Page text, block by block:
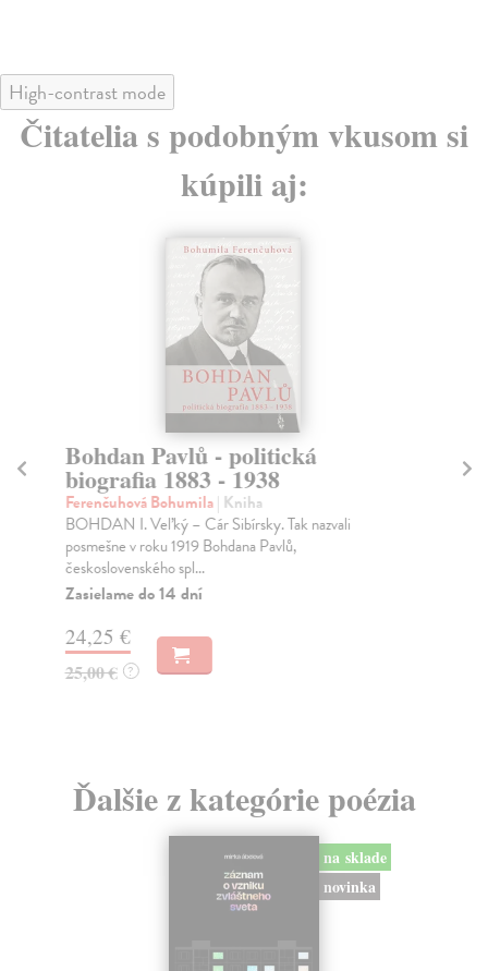
High-contrast mode
Čitatelia s podobným vkusom si
kúpili aj:
Bohdan Pavlů - politická
biografia 1883 - 1938
Ferenčuhová Bohumila| Kniha
BOHDAN I. Veľký – Cár Sibírsky. Tak nazvali
posmešne v roku 1919 Bohdana Pavlů,
československého spl...
Zasielame do 14 dní
24,25 €
25,00 € ?
Ďalšie z kategórie poézia
na sklade
novinka